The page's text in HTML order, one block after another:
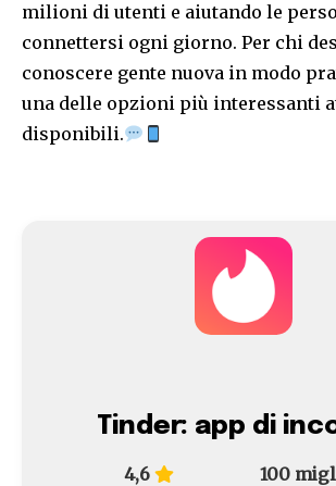
milioni di utenti e aiutando le
connettersi ogni giorno. Per chi
conoscere gente nuova in modo
una delle opzioni più interessanti
disponibili.
Tinder: app di
4,6 100